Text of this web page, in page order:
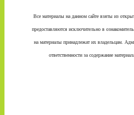
Все материалы на данном сайте взяты из
предоставляются исключительно в
на материалы принадлежат их владельцам.
ответственности за содержание